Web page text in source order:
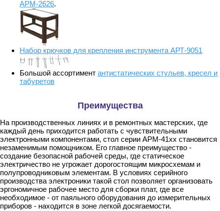
АРМ-2626.
Набор крючков для крепления инструмента АРТ-9051
Большой ассортимент антистатических стульев, кресел и
табуретов
Преимущества
На производственных линиях и в ремонтных мастерских, где
каждый день приходится работать с чувствительными
электронными компонентами, стол серии АРМ-41хх становится
незаменимым помощником. Его главное преимущество -
создание безопасной рабочей среды, где статическое
электричество не угрожает дорогостоящим микросхемам и
полупроводниковым элементам. В условиях серийного
производства электроники такой стол позволяет организовать
эргономичное рабочее место для сборки плат, где все
необходимое - от паяльного оборудования до измерительных
приборов - находится в зоне легкой досягаемости.